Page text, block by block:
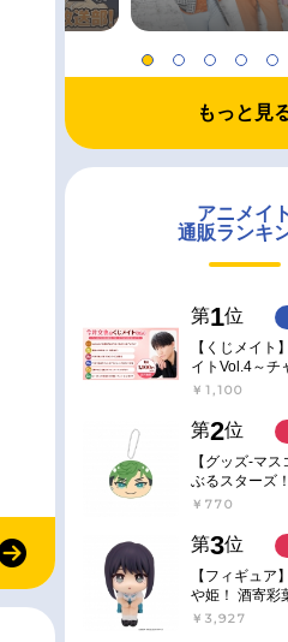
もっと見
アニメイト
通販ランキ
第1位
【くじメイト
イトVol.4～チ
馴染、実は一
￥1,100
第2位
【グッズ-マ
ぶるスターズ
にぎにぎマス
￥770
第3位
【フィギュア
や姫！ 酒寄彩
￥3,927